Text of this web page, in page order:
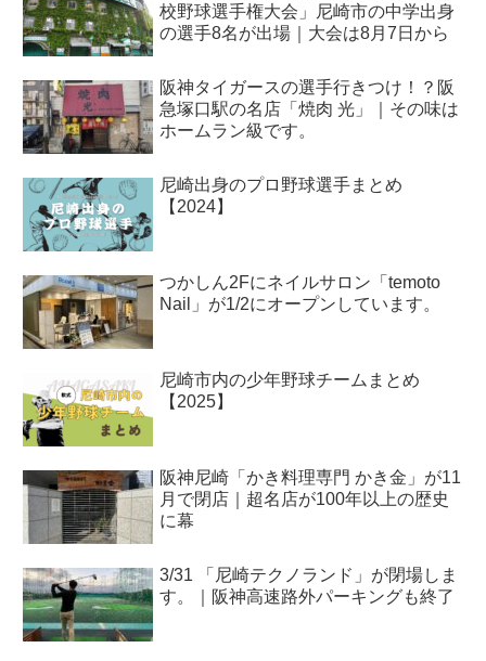
校野球選手権大会」尼崎市の中学出身
の選手8名が出場｜大会は8月7日から
阪神タイガースの選手行きつけ！？阪
急塚口駅の名店「焼肉 光」｜その味は
ホームラン級です。
尼崎出身のプロ野球選手まとめ
【2024】
つかしん2Fにネイルサロン「temoto
Nail」が1/2にオープンしています。
尼崎市内の少年野球チームまとめ
【2025】
阪神尼崎「かき料理専門 かき金」が11
月で閉店｜超名店が100年以上の歴史
に幕
3/31 「尼崎テクノランド」が閉場しま
す。｜阪神高速路外パーキングも終了